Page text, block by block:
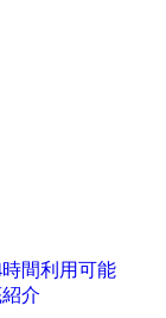
間利用可能
介